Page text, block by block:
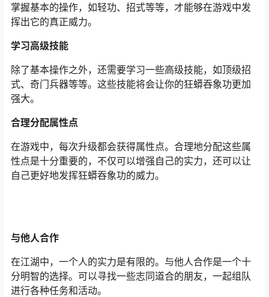
掌握基本的操作，如轻功、招式等等，才能够在游戏中发
挥出它的真正威力。
学习高级技能
除了基本操作之外，还需要学习一些高级技能，如顶级招
式、奇门兵器等等。这些技能将会让你的狂蟒吞象功更加
强大。
合理分配属性点
在游戏中，每次升级都会获得属性点。合理地分配这些属
性点是十分重要的，不仅可以增强自己的实力，还可以让
自己更好地发挥狂蟒吞象功的威力。
与他人合作
在江湖中，一个人的实力是有限的。与他人合作是一个十
分明智的选择。可以寻找一些志同道合的朋友，一起组队
进行各种任务和活动。